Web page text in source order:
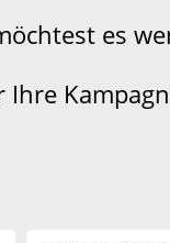
es